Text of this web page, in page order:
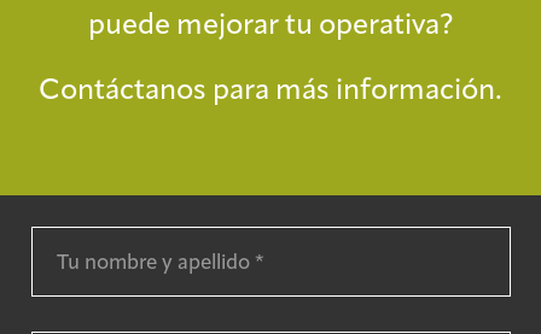
puede mejorar tu operativa?
Contáctanos para más información.